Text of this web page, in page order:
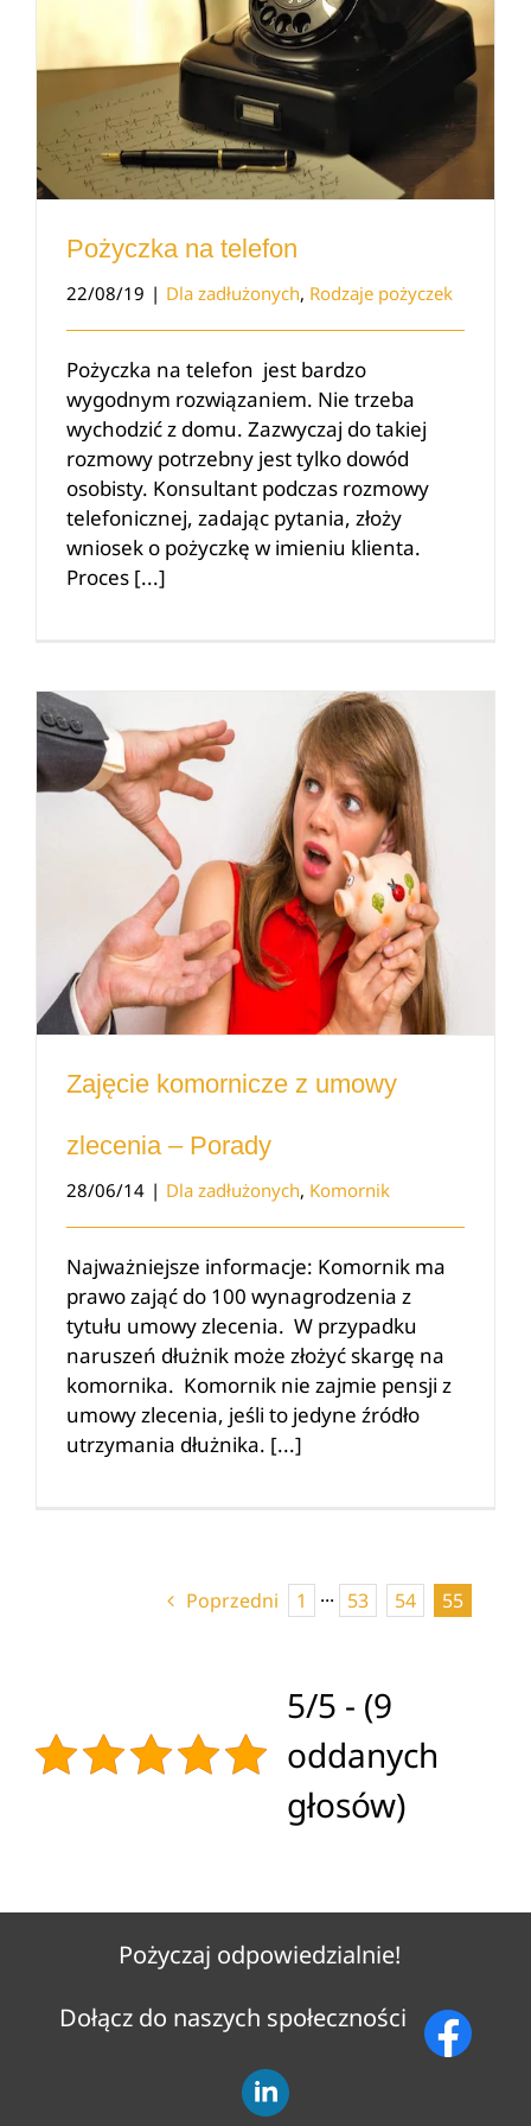
Pożyczka na telefon
22/08/19 | Dla zadłużonych, Rodzaje pożyczek
Pożyczka na telefon jest bardzo
wygodnym rozwiązaniem. Nie trzeba
wychodzić z domu. Zazwyczaj do takiej
rozmowy potrzebny jest tylko dowód
osobisty. Konsultant podczas rozmowy
telefonicznej, zadając pytania, złoży
wniosek o pożyczkę w imieniu klienta.
Proces [...]
Zajęcie komornicze z umowy
zlecenia – Porady
28/06/14 | Dla zadłużonych, Komornik
Najważniejsze informacje: Komornik ma
prawo zająć do 100 wynagrodzenia z
tytułu umowy zlecenia. W przypadku
naruszeń dłużnik może złożyć skargę na
komornika. Komornik nie zajmie pensji z
umowy zlecenia, jeśli to jedyne źródło
utrzymania dłużnika. [...]
Poprzedni 1 ··· 53 54 55
5/5 - (9
oddanych
głosów)
Pożyczaj odpowiedzialnie!
Dołącz do naszych społeczności